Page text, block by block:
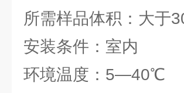
所需样品体积：大于
安装条件：室内
环境温度：5—40℃